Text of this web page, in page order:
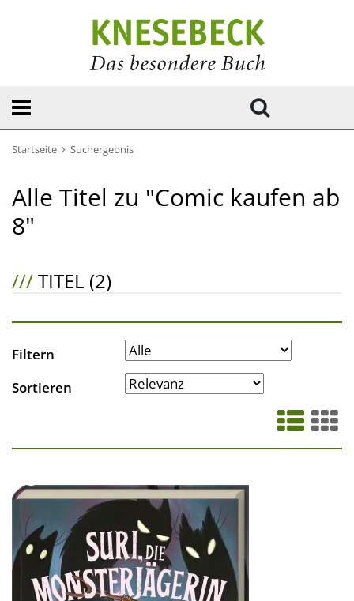
Startseite Suchergebnis
Alle Titel zu "Comic kaufen ab
8"
///TITEL (2)
Filtern
Sortieren